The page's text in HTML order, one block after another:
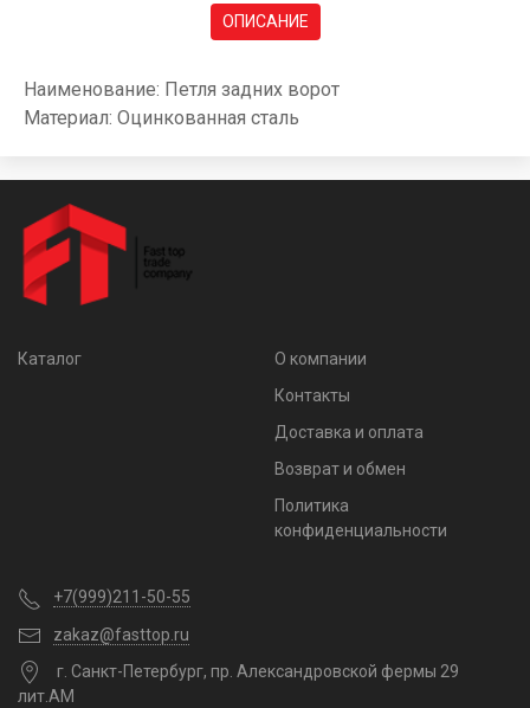
ОПИСАНИЕ
Наименование: Петля задних ворот
Материал: Оцинкованная сталь
Каталог
О компании
Контакты
Доставка и оплата
Возврат и обмен
Политика
конфиденциальности
+7(999)211-50-55
zakaz@fasttop.ru
г. Санкт-Петербург, пр. Александровской фермы 29
лит.АМ